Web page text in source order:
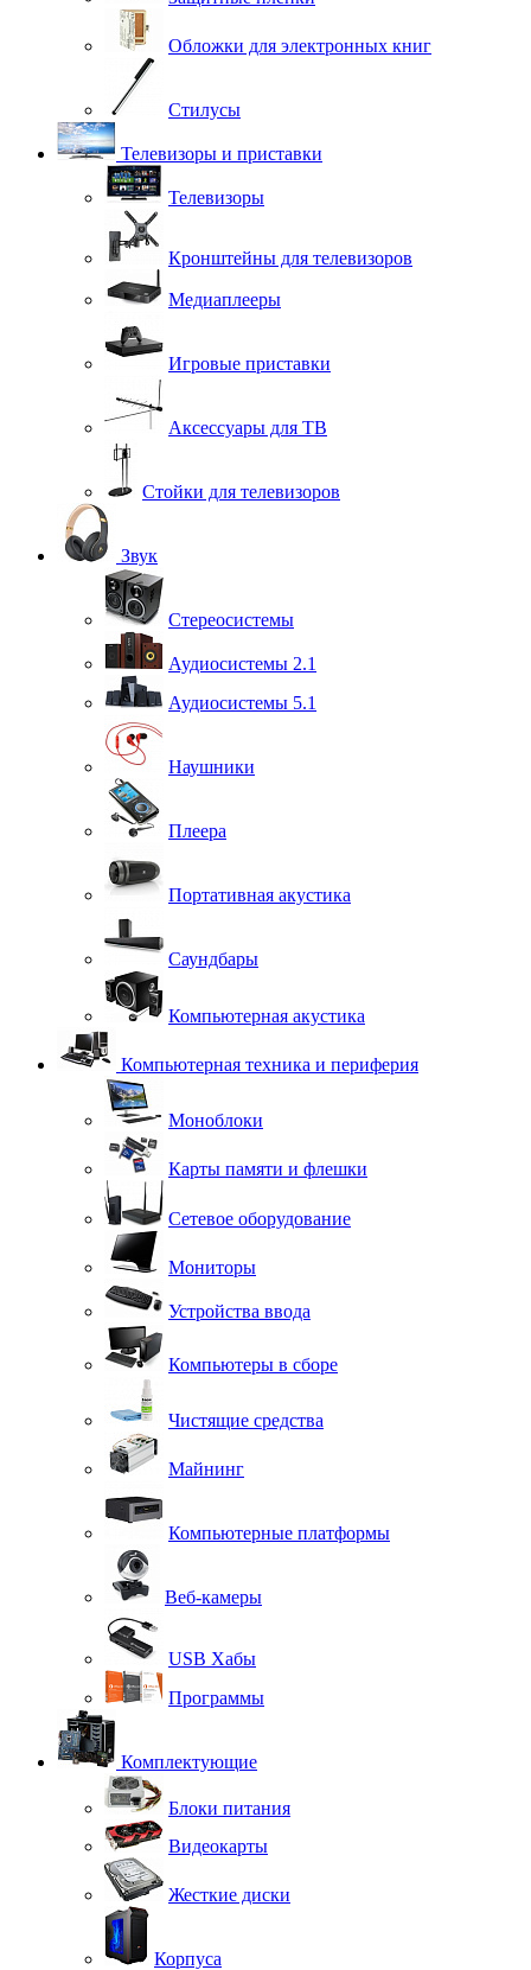
Обложки для электронных книг
Стилусы
Телевизоры и приставки
Телевизоры
Кронштейны для телевизоров
Медиаплееры
Игровые приставки
Аксессуары для ТВ
Стойки для телевизоров
Звук
Стереосистемы
Аудиосистемы 2.1
Аудиосистемы 5.1
Наушники
Плеера
Портативная акустика
Саундбары
Компьютерная акустика
Компьютерная техника и периферия
Моноблоки
Карты памяти и флешки
Сетевое оборудование
Мониторы
Устройства ввода
Компьютеры в сборе
Чистящие средства
Майнинг
Компьютерные платформы
Веб-камеры
USB Хабы
Программы
Комплектующие
Блоки питания
Видеокарты
Жесткие диски
Корпуса